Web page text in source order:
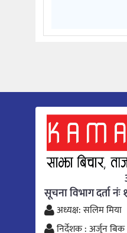
सूचना विभाग दर्ता
अध्यक्ष: सलिम मिया
निर्देशक : अर्जुन बिक